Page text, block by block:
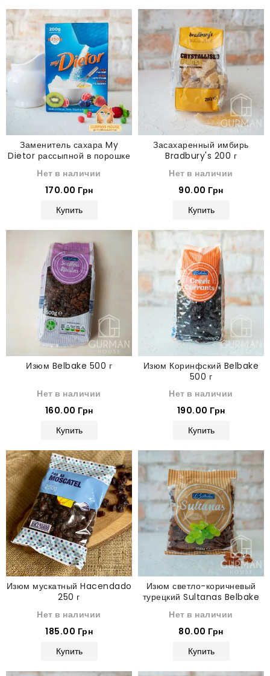
Заменитель сахара My
Dietor рассыпной в порошке
Нет в наличии
170.00 Грн
Купить
Засахаренный имбирь
Bradbury's 200 г
Нет в наличии
90.00 Грн
Купить
Изюм Belbake 500 г
Нет в наличии
160.00 Грн
Купить
Изюм Коринфский Belbake
500 г
Нет в наличии
190.00 Грн
Купить
Изюм мускатный Hacendado
250 г
Нет в наличии
185.00 Грн
Купить
Изюм светло-коричневый
турецкий Sultanas Belbake
Нет в наличии
80.00 Грн
Купить